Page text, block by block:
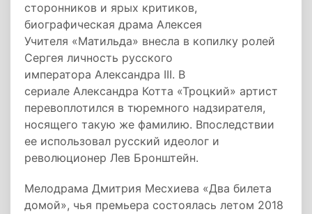
сторонников и ярых критиков,
биографическая драма Алексея
Учителя «Матильда» внесла в копилку ролей
Сергея личность русского
императора Александра III. В
сериале Александра Котта «Троцкий» артист
перевоплотился в тюремного надзирателя,
носящего такую же фамилию. Впоследствии
ее использовал русский идеолог и
революционер Лев Бронштейн.
Мелодрама Дмитрия Месхиева «Два билета
домой», чья премьера состоялась летом 2018